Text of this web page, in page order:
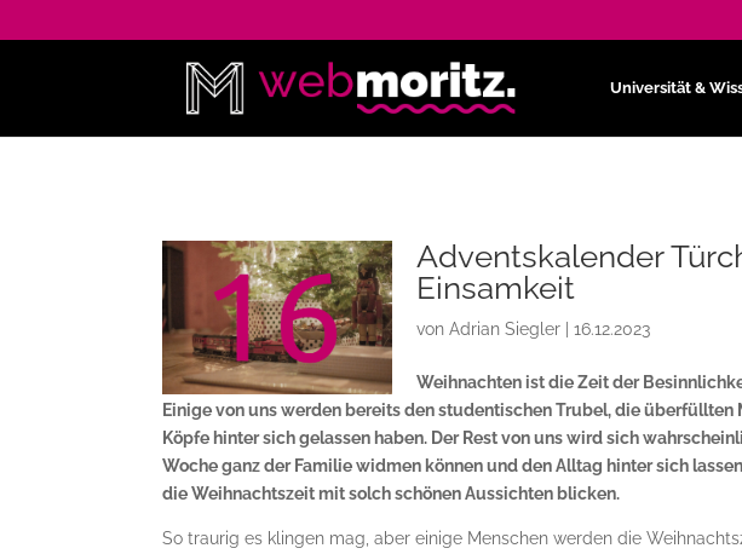
Universität &
Adventskalender
Einsamkeit
vonAdrian Siegler |16.12.2023
Weihnachten ist die Zeit der
Einige von uns werden bereits den studentischen Trubel, die
Köpfe hinter sich gelassen haben. Der Rest von uns wird sich
Woche ganz der Familie widmen können und den Alltag hinter sich
die Weihnachtszeit mit solch schönen Aussichten blicken.
So traurig es klingen mag, aber einige Menschen werden die